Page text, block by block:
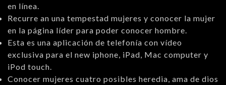
en línea.
Recurre an una tempestad mujeres y conocer la mujer
en la página líder para poder conocer hombre.
Esta es una aplicación de telefonía con vídeo
exclusiva para el new iphone, iPad, Mac computer y
iPod touch.
Conocer mujeres cuatro posibles heredia, ama de dios